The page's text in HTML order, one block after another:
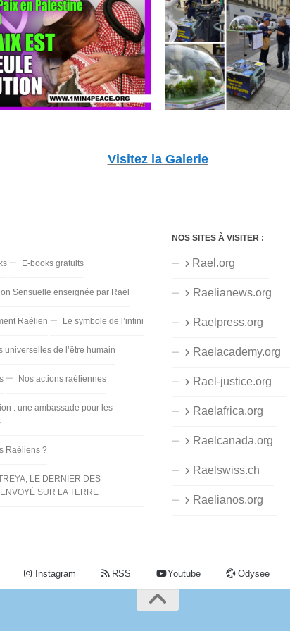
Visitez la Galerie
E-books gratuits
Sensuelle enseignée par Raël
Raélien Le symbole de l’infini
universelles de l’être humain
Nos actions raéliennes
: une ambassade pour les
Raéliens ?
LE DERNIER DES
SUR LA TERRE
NOS SITES À VISITER :
Rael.org
Raelianews.org
Raelpress.org
Raelacademy.org
Rael-justice.org
Raelafrica.org
Raelcanada.org
Raelswiss.ch
Raelianos.org
Instagram RSS Youtube Odysee